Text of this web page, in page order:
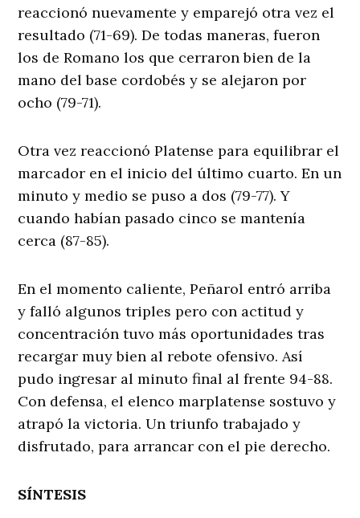
reaccionó nuevamente y emparejó otra vez el
resultado (71-69). De todas maneras, fueron
los de Romano los que cerraron bien de la
mano del base cordobés y se alejaron por
ocho (79-71).
Otra vez reaccionó Platense para equilibrar el
marcador en el inicio del último cuarto. En un
minuto y medio se puso a dos (79-77). Y
cuando habían pasado cinco se mantenía
cerca (87-85).
En el momento caliente, Peñarol entró arriba
y falló algunos triples pero con actitud y
concentración tuvo más oportunidades tras
recargar muy bien al rebote ofensivo. Así
pudo ingresar al minuto final al frente 94-88.
Con defensa, el elenco marplatense sostuvo y
atrapó la victoria. Un triunfo trabajado y
disfrutado, para arrancar con el pie derecho.
SÍNTESIS